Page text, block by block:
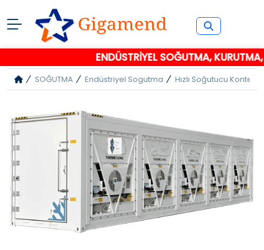
ENDÜSTRİYEL SOĞUTMA,
SOĞUTMA Endüstriyel Sogutma Hızlı Soğutucu